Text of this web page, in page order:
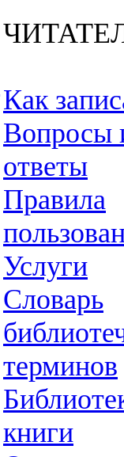
Как
Вопросы
ответы
Правила
Услуги
Словарь
терминов
книги